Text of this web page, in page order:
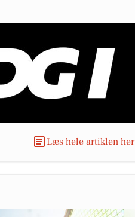
Læs hele artiklen her